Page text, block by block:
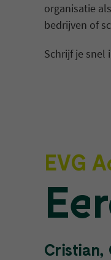
organisatie
bedrijven of
Schrijf je snel
EVG
Cristian,